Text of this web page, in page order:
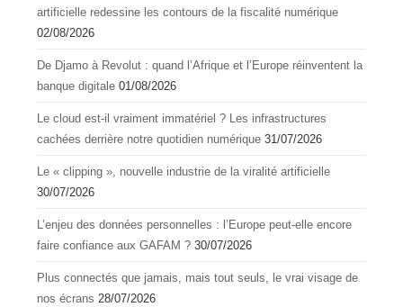
artificielle redessine les contours de la fiscalité numérique
02/08/2026
De Djamo à Revolut : quand l’Afrique et l’Europe réinventent la
banque digitale 01/08/2026
Le cloud est-il vraiment immatériel ? Les infrastructures
cachées derrière notre quotidien numérique 31/07/2026
Le « clipping », nouvelle industrie de la viralité artificielle
30/07/2026
L’enjeu des données personnelles : l’Europe peut-elle encore
faire confiance aux GAFAM ? 30/07/2026
Plus connectés que jamais, mais tout seuls, le vrai visage de
nos écrans 28/07/2026